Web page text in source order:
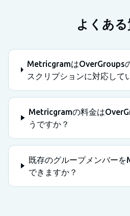
よくある
MetricgramはOverGroups
スクリプションに対応して
Metricgramの料金は
うですか？
既存のグループメンバー
できますか？